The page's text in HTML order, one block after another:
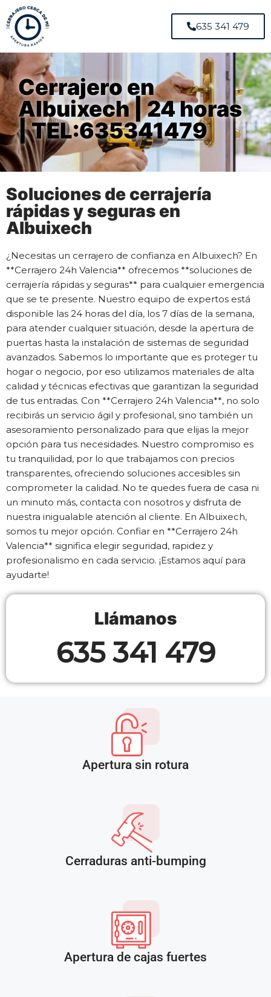
635 341 479
Cerrajero en
Albuixech | 24 horas
| TEL:635341479
Soluciones de cerrajería
rápidas y seguras en
Albuixech
¿Necesitas un cerrajero de confianza en Albuixech? En
**Cerrajero 24h Valencia** ofrecemos **soluciones de
cerrajería rápidas y seguras** para cualquier emergencia
que se te presente. Nuestro equipo de expertos está
disponible las 24 horas del día, los 7 días de la semana,
para atender cualquier situación, desde la apertura de
puertas hasta la instalación de sistemas de seguridad
avanzados. Sabemos lo importante que es proteger tu
hogar o negocio, por eso utilizamos materiales de alta
calidad y técnicas efectivas que garantizan la seguridad
de tus entradas. Con **Cerrajero 24h Valencia**, no solo
recibirás un servicio ágil y profesional, sino también un
asesoramiento personalizado para que elijas la mejor
opción para tus necesidades. Nuestro compromiso es
tu tranquilidad, por lo que trabajamos con precios
transparentes, ofreciendo soluciones accesibles sin
comprometer la calidad. No te quedes fuera de casa ni
un minuto más, contacta con nosotros y disfruta de
nuestra inigualable atención al cliente. En Albuixech,
somos tu mejor opción. Confiar en **Cerrajero 24h
Valencia** significa elegir seguridad, rapidez y
profesionalismo en cada servicio. ¡Estamos aquí para
ayudarte!
Llámanos
635 341 479
Apertura sin rotura
Cerraduras anti-bumping
Apertura de cajas fuertes